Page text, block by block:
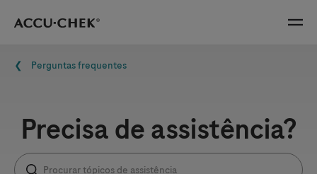
Skip navigation Menu
Navegação estrutural
Perguntas frequentes
Precisa de assistência?